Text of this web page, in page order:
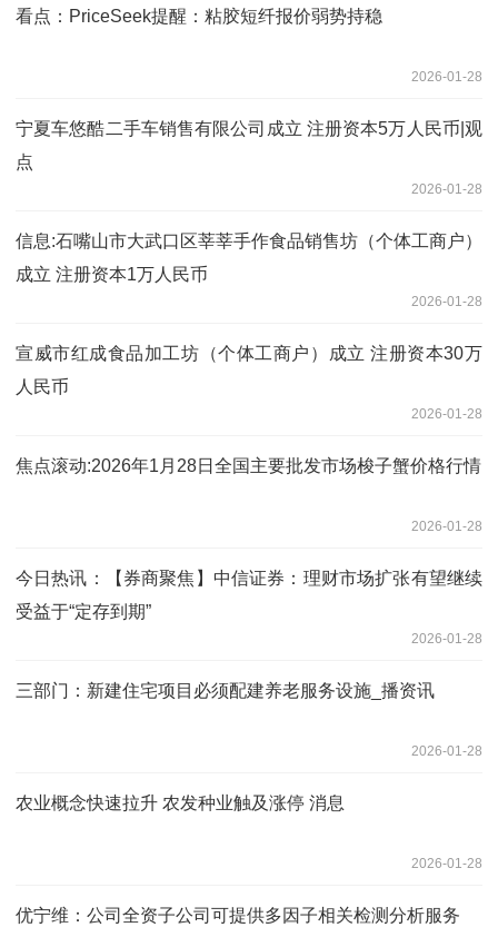
看点：PriceSeek提醒：粘胶短纤报价弱势持稳
2026-01-28
宁夏车悠酷二手车销售有限公司成立 注册资本5万人民币|观
点
2026-01-28
信息:石嘴山市大武口区莘莘手作食品销售坊（个体工商户）
成立 注册资本1万人民币
2026-01-28
宣威市红成食品加工坊（个体工商户）成立 注册资本30万
人民币
2026-01-28
焦点滚动:2026年1月28日全国主要批发市场梭子蟹价格行情
2026-01-28
今日热讯：【券商聚焦】中信证券：理财市场扩张有望继续
受益于“定存到期”
2026-01-28
三部门：新建住宅项目必须配建养老服务设施_播资讯
2026-01-28
农业概念快速拉升 农发种业触及涨停 消息
2026-01-28
优宁维：公司全资子公司可提供多因子相关检测分析服务